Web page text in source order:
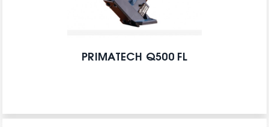
PRIMATECH Q500 FL